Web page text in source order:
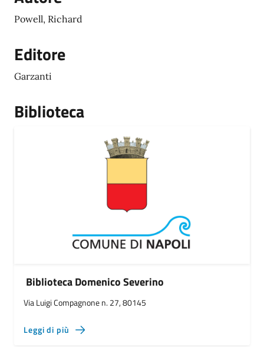
Powell, Richard
Editore
Garzanti
Biblioteca
Biblioteca Domenico Severino
Via Luigi Compagnone n. 27, 80145
Leggi di più